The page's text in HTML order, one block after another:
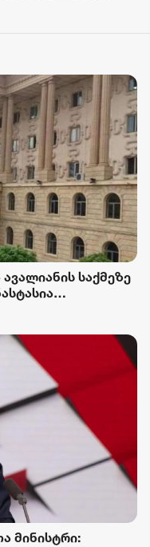
საქმეზე
სახით
მინისტრი: